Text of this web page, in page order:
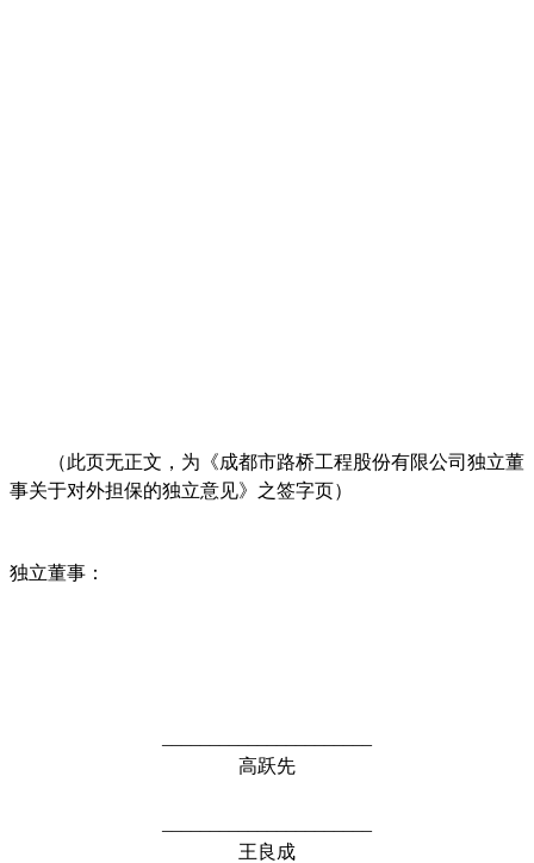
（此页无正文，为《成都市路桥工程股份有限公司独立董
事关于对外担保的独立意见》之签字页）
独立董事：
高跃先
王良成